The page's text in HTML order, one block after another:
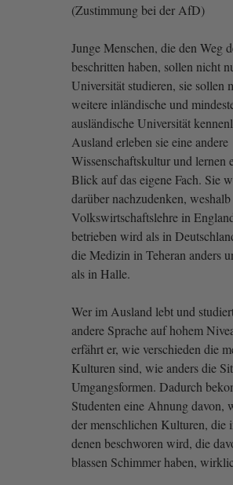
(Zustimmung bei der AfD)
Junge Menschen, die den Weg
beschritten haben, sollen nicht
Universität studieren, sie sollen
weitere inländische und
ausländische Universität
Ausland erleben sie eine andere
Wissenschaftskultur und lernen
Blick auf das eigene Fach. Sie
darüber nachzudenken, weshalb
Volkswirtschaftslehre in
betrieben wird als in
die Medizin in Teheran anders
als in Halle.
Wer im Ausland lebt und
andere Sprache auf hohem
erfährt er, wie verschieden die
Kulturen sind, wie anders die
Umgangsformen. Dadurch
Studenten eine Ahnung davon,
der menschlichen Kulturen, die
denen beschworen wird, die
blassen Schimmer haben,